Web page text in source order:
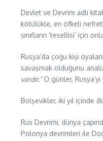
Devlet ve Devrim adlı
kötülükle, en öfkeli
sınıfların ‘tesellisi’ için
Rusya’da çoğu kişi
savaşmak olduğunu
vardır.”O günler,
Bolşevikler, iki yıl içinde
Rus Devrimi, dünya
Polonya devrimleri ile